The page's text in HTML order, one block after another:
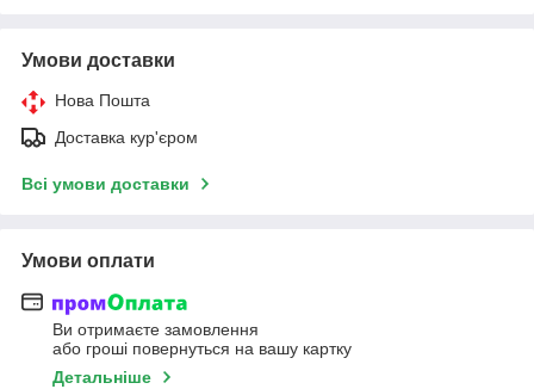
Умови доставки
Нова Пошта
Доставка кур'єром
Всі умови доставки
Умови оплати
Ви отримаєте замовлення
або гроші повернуться на вашу картку
Детальніше